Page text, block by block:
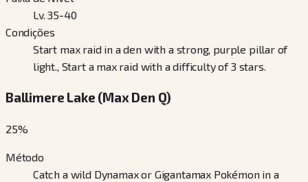
Lv. 35-40
Condições
Start max raid in a den with a strong, purple pillar of
light., Start a max raid with a difficulty of 3 stars.
Ballimere Lake (Max Den Q)
25%
Método
Catch a wild Dynamax or Gigantamax Pokémon in a